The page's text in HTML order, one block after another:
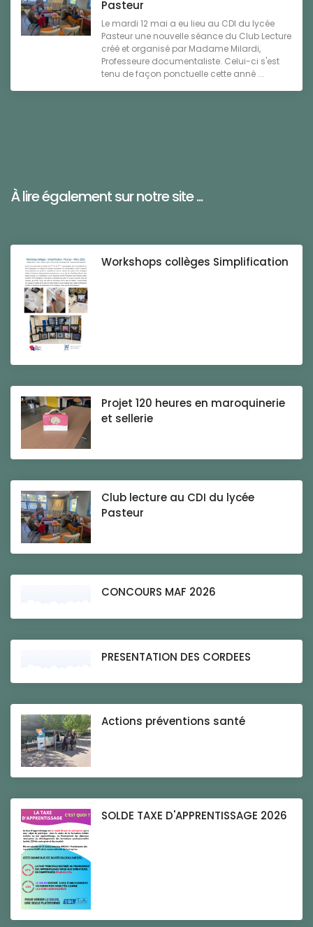
Pasteur
Le mardi 12 mai a eu lieu au CDI du lycée
Pasteur une nouvelle séance du Club Lecture
créé et organisé par Madame Milardi,
Professeure documentaliste. Celui-ci s'est
tenu de façon ponctuelle cette anné ...
À lire également sur notre site ...
Workshops collèges Simplification
Projet 120 heures en maroquinerie
et sellerie
Club lecture au CDI du lycée
Pasteur
CONCOURS MAF 2026
PRESENTATION DES CORDEES
Actions préventions santé
SOLDE TAXE D'APPRENTISSAGE 2026